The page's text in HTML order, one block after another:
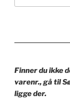
Finner du ikke
varenr., gå til
ligge der.